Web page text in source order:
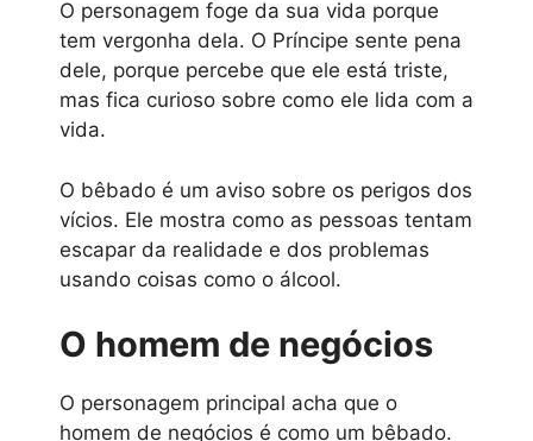
O personagem foge da sua vida porque
tem vergonha dela. O Príncipe sente pena
dele, porque percebe que ele está triste,
mas fica curioso sobre como ele lida com a
vida.
O bêbado é um aviso sobre os perigos dos
vícios. Ele mostra como as pessoas tentam
escapar da realidade e dos problemas
usando coisas como o álcool.
O homem de negócios
O personagem principal acha que o
homem de negócios é como um bêbado.